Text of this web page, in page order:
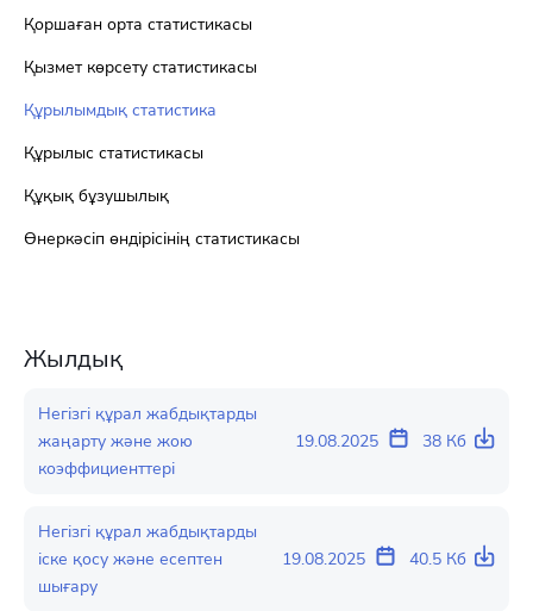
Қоршаған орта статистикасы
Қызмет көрсету статистикасы
Құрылымдық статистика
Құрылыс статистикасы
Құқық бұзушылық
Өнеркәсіп өндірісінің статистикасы
Жылдық
Негізгі құрал жабдықтарды
жаңарту және жою
коэффициенттері
19.08.2025 38 Кб
Негізгі құрал жабдықтарды
іске қосу және есептен
шығару
19.08.2025 40.5 Кб